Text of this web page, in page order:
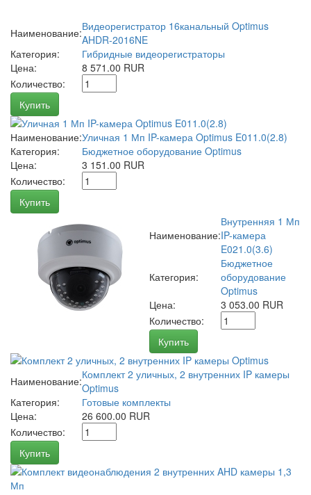
Наименование:Видеорегистратор 16канальный Optimus
AHDR-2016NE
Категория:
Гибридные видеорегистраторы
Цена:
8 571.00 RUR
Количество:
Купить
Наименование:Уличная 1 Мп IP-камера Optimus E011.0(2.8)
Категория:
Бюджетное оборудование Optimus
Цена:
3 151.00 RUR
Количество:
Купить
Наименование:
Внутренняя 1 Мп
IP-камера
E021.0(3.6)
Категория:
Бюджетное
оборудование
Optimus
Цена:
3 053.00 RUR
Количество:
Купить
Наименование:Комплект 2 уличных, 2 внутренних IP камеры
Optimus
Категория:
Готовые комплекты
Цена:
26 600.00 RUR
Количество:
Купить